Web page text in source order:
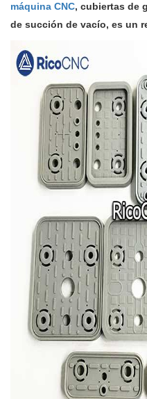
máquina CNC, cubiertas de
de succión de vacío, es un